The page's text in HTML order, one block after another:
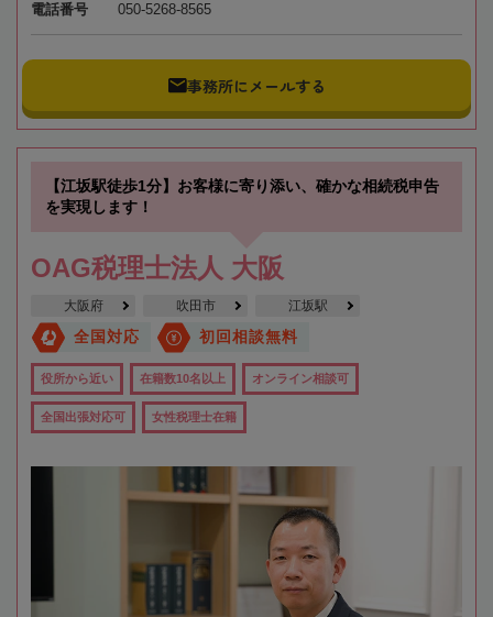
電話番号 050-5268-8565
事務所にメールする
【江坂駅徒歩1分】お客様に寄り添い、確かな相続税申告
を実現します！
OAG税理士法人 大阪
大阪府 吹田市 江坂駅
全国対応 初回相談無料
役所から近い 在籍数10名以上 オンライン相談可
全国出張対応可 女性税理士在籍